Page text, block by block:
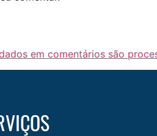
em comentários são